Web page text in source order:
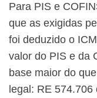
Para PIS e
que as exigidas
foi deduzido o
valor do PIS e da
base maior do
legal: RE 574.706